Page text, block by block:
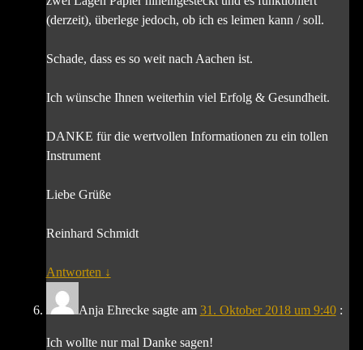
(derzeit), überlege jedoch, ob ich es leimen kann / soll.
Schade, dass es so weit nach Aachen ist.
Ich wünsche Ihnen weiterhin viel Erfolg & Gesundheit.
DANKE für die wertvollen Informationen zu ein tollen
Instrument
Liebe Grüße
Reinhard Schmidt
Antworten ↓
Anja Ehreckesagte am 31. Oktober 2018 um 9:40 :
Ich wollte nur mal Danke sagen!